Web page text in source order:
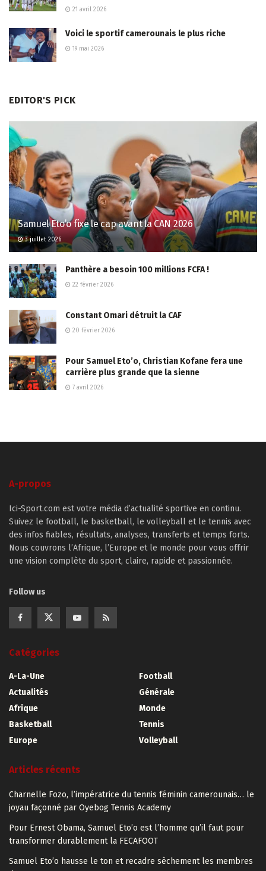
21 avril 2026
Voici le sportif camerounais le plus riche
19 mai 2026
EDITOR'S PICK
Samuel Eto’o fixe le cap avant la CAN 2026
3 juillet 2026
Panthère a besoin 100 millions FCFA !
22 février 2026
Constant Omari détruit la CAF
20 février 2026
Pour Samuel Eto’o, Christian Kofane fera une
carrière plus grande que la sienne
7 avril 2026
A-propos
Ici-Sport.com est votre média d’actualité sportive en continu.
Suivez le football, le basketball, le volleyball et le tennis avec
des infos fiables, résultats, analyses, transferts et temps forts.
Nous couvrons l’Afrique, l’Europe et le monde pour vous offrir
une vision complète du sport, claire, rapide et passionnée.
Follow us
Catégories
A-La-Une
Actualités
Afrique
Basketball
Europe
Football
Générale
Monde
Tennis
Volleyball
Articles récents
Charnelle Fozo, l’impératrice du tennis féminin camerounais… le
joyau façonné par Oyebog Tennis Academy
Pour Ernest Obama, Samuel Eto’o est l’homme qu’il faut pour
transformer durablement la FECAFOOT
Samuel Eto’o hausse le ton et recadre sèchement les membres